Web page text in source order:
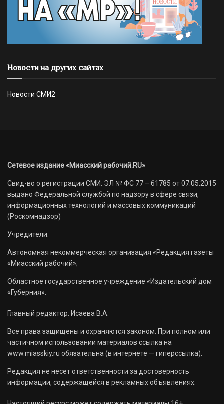
Новости на других сайтах
Новости СМИ2
Сетевое издание «Миасский рабочий.RU»
Свид-во о регистрации СМИ: ЭЛ № ФС 77 – 61785 от 07.05.2015
выдано Федеральной службой по надзору в сфере связи,
информационных технологий и массовых коммуникаций
(Роскомнадзор)
Учредители:
Автономная некоммерческая организация «Редакция газеты
«Миасский рабочий»;
Областное государственное учреждение «Издательский дом
«Губерния».
Главный редактор: Исаева В.А.
Все права защищены и охраняются законом. При полном или
частичном использовании материалов ссылка на
www.miasskiy.ru обязательна (в интернете — гиперссылка).
Редакция не несет ответственности за достоверность
информации, содержащейся в рекламных объявлениях.